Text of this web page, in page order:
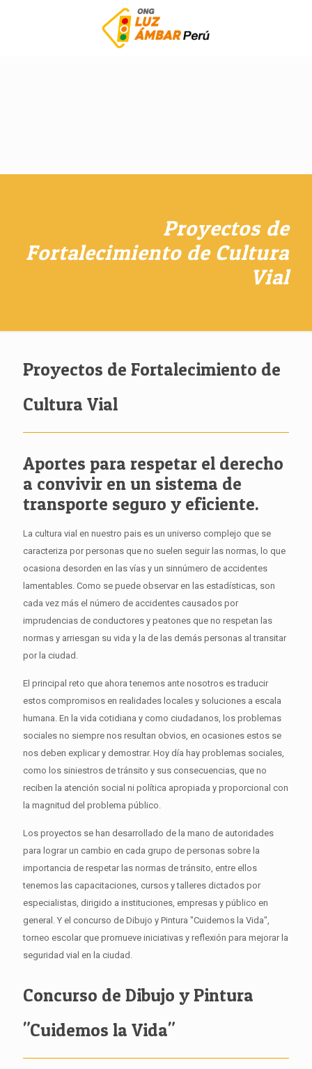
Proyectos de
Fortalecimiento de Cultura
Vial
Proyectos de Fortalecimiento de
Cultura Vial
Aportes para respetar el derecho
a convivir en un sistema de
transporte seguro y eficiente.
La cultura vial en nuestro pais es un universo complejo que se
caracteriza por personas que no suelen seguir las normas, lo que
ocasiona desorden en las vías y un sinnúmero de accidentes
lamentables. Como se puede observar en las estadísticas, son
cada vez más el número de accidentes causados por
imprudencias de conductores y peatones que no respetan las
normas y arriesgan su vida y la de las demás personas al transitar
por la ciudad.
El principal reto que ahora tenemos ante nosotros es traducir
estos compromisos en realidades locales y soluciones a escala
humana. En la vida cotidiana y como ciudadanos, los problemas
sociales no siempre nos resultan obvios, en ocasiones estos se
nos deben explicar y demostrar. Hoy día hay problemas sociales,
como los siniestros de tránsito y sus consecuencias, que no
reciben la atención social ni política apropiada y proporcional con
la magnitud del problema público.
Los proyectos se han desarrollado de la mano de autoridades
para lograr un cambio en cada grupo de personas sobre la
importancia de respetar las normas de tránsito, entre ellos
tenemos las capacitaciones, cursos y talleres dictados por
especialistas, dirigido a instituciones, empresas y público en
general. Y el concurso de Dibujo y Pintura "Cuidemos la Vida",
torneo escolar que promueve iniciativas y reflexión para mejorar la
seguridad vial en la ciudad.
Concurso de Dibujo y Pintura
"Cuidemos la Vida"